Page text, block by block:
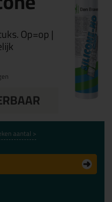
Op=op |
aantal >